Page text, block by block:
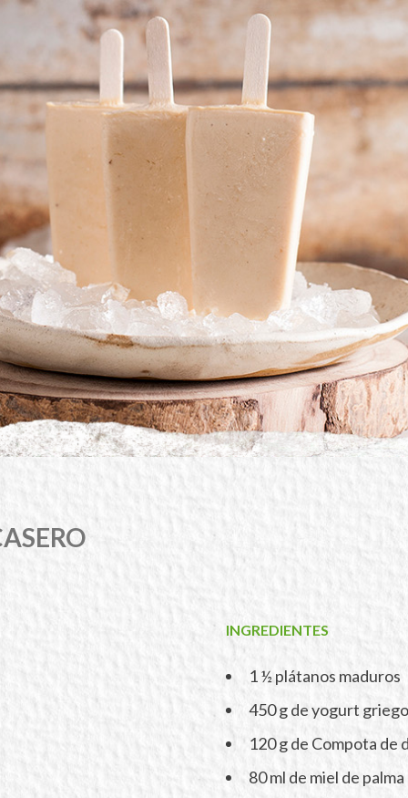
INGREDIENTES
1 ½ plátanos maduros
450 g de yogurt griego
120 g de Compota de
80 ml de miel de palma